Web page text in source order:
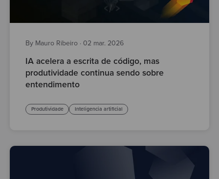
By Mauro Ribeiro · 02 mar. 2026
IA acelera a escrita de código, mas
produtividade continua sendo sobre
entendimento
Produtividade Inteligencia artificial